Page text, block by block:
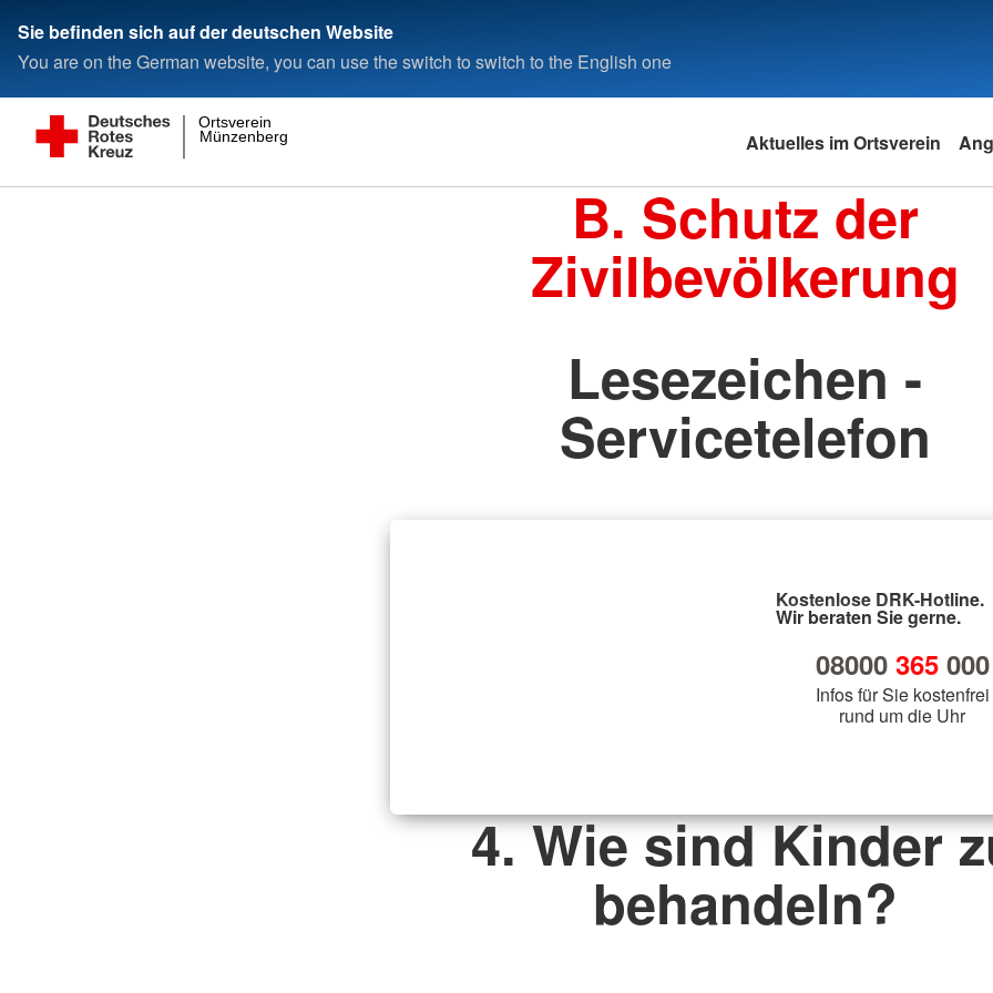
Sie befinden sich auf der deutschen Website
You are on the German website, you can use the switch to switch to the English one
Münzenberg
Ortsverein
Aktuelles im Ortsverein
B. Schutz der
Zivilbevölkerung
Lesezeichen -
Servicetelefon
Kostenlose DRK-Hotline.
Wir beraten Sie gerne.
08000 365000
Infos für Sie kostenfrei
rund um die Uhr
4. Wie sind Kinder
behandeln?